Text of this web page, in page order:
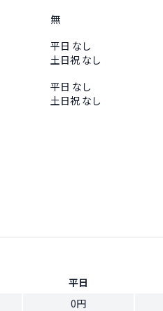
無
平日 なし
土日祝 なし
平日 なし
土日祝 なし
平日
0円